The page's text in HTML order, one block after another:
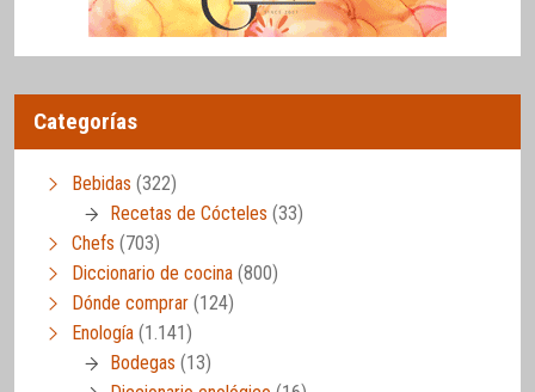
Categorías
Bebidas (322)
Recetas de Cócteles (33)
Chefs (703)
Diccionario de cocina (800)
Dónde comprar (124)
Enología (1.141)
Bodegas (13)